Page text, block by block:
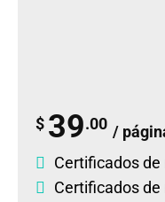
$ 39.00 /
Certificados
Certificados